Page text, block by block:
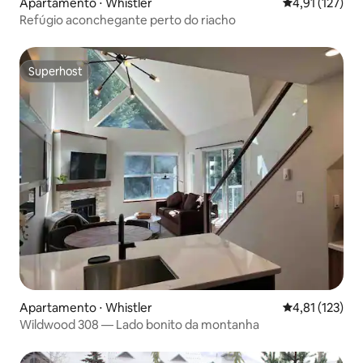
Refúgio aconchegante perto do riacho
Superhost
Superhost
Apartamento ⋅ Whistler 4,81 de uma
4,81 (123)
Wildwood 308 — Lado bonito da montanha